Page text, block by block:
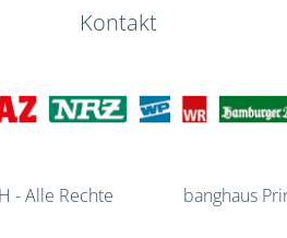
Kontakt
- Alle Rechte
banghaus